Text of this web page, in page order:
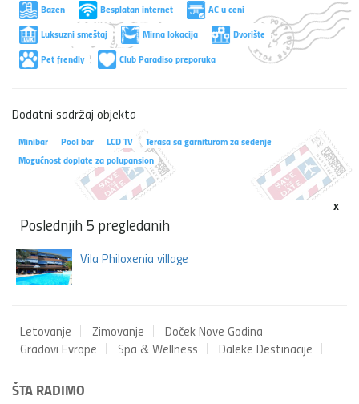
Bazen Besplatan internet
AC u ceni
Luksuzni smeštaj
Mirna lokacija
Dvorište
Pet frendly
Club Paradiso preporuka
Dodatni sadržaj objekta
Minibar Pool bar LCD TV
Terasa sa garniturom za sedenje
Mogućnost doplate za polupansion
x
Poslednjih 5 pregledanih
Vila Philoxenia village
Letovanje Zimovanje
Doček Nove Godina
Gradovi Evrope
Spa & Wellness Daleke Destinacije
ŠTA RADIMO